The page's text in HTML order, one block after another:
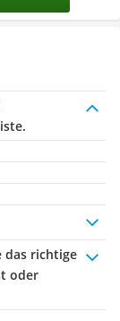
das richtige
oder